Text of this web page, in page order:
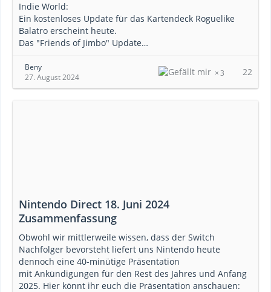
Indie World:
Ein kostenloses Update für das Kartendeck Roguelike
Balatro erscheint heute.
Das "Friends of Jimbo" Update…
Beny
27. August 2024
3 22
Nintendo Direct 18. Juni 2024
Zusammenfassung
Obwohl wir mittlerweile wissen, dass der Switch
Nachfolger bevorsteht liefert uns Nintendo heute
dennoch eine 40-minütige Präsentation
mit Ankündigungen für den Rest des Jahres und Anfang
2025. Hier könnt ihr euch die Präsentation anschauen: